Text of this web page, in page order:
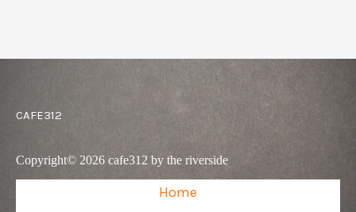
CAFE312
Copyright© 2026 cafe312 by the riverside
Home